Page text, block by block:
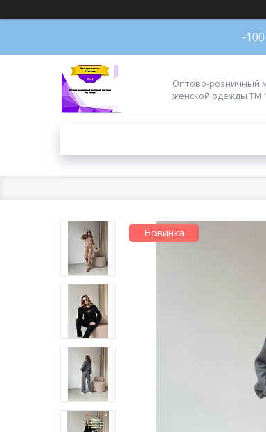
-
Оптово-розничный
женской одежды ТМ
Новинка